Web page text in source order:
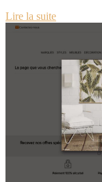
Lire la suite